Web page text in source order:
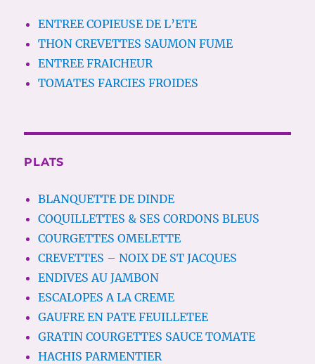
ENTREE COPIEUSE DE L’ETE
THON CREVETTES SAUMON FUME
ENTREE FRAICHEUR
TOMATES FARCIES FROIDES
PLATS
BLANQUETTE DE DINDE
COQUILLETTES & SES CORDONS BLEUS
COURGETTES OMELETTE
CREVETTES – NOIX DE ST JACQUES
ENDIVES AU JAMBON
ESCALOPES A LA CREME
GAUFRE EN PATE FEUILLETEE
GRATIN COURGETTES SAUCE TOMATE
HACHIS PARMENTIER